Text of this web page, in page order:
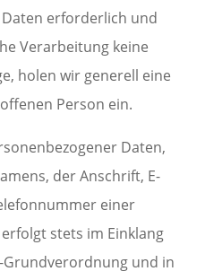
erforderlich und
Verarbeitung keine
holen wir generell eine
Person ein.
Daten,
der Anschrift, E-
einer
stets im Einklang
und in